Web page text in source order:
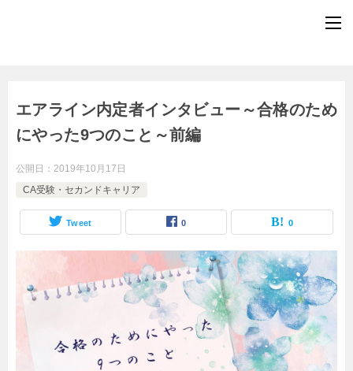
エアライン内定者インタビュー～合格のため
にやった9つのこと～前編
公開日： 2019年10月17日
CA受験・セカンドキャリア
Tweet 0 0